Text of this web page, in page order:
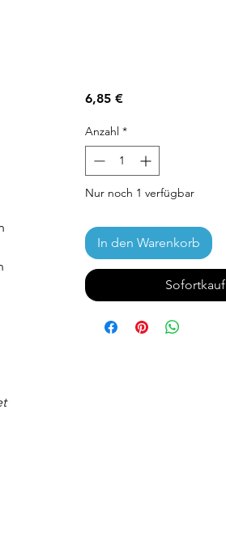
6,85 €Preis
Anzahl *
Nur noch 1 verfügbar
In den Warenkorb
Sofortkauf